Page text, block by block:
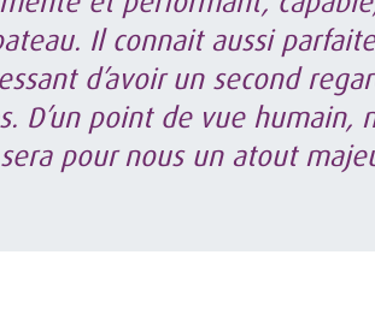
Il connait aussi
d’avoir un second
D’un point de vue humain,
pour nous un atout